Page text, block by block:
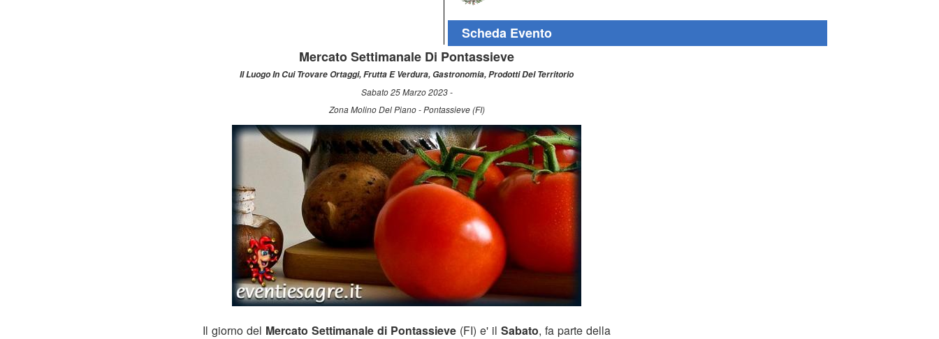
Scheda Evento
Mercato Settimanale Di Pontassieve
Il Luogo In Cui Trovare Ortaggi, Frutta E Verdura, Gastronomia, Prodotti Del Territorio
Sabato 25 Marzo 2023 -
Zona Molino Del Piano - Pontassieve (FI)
Il giorno del Mercato Settimanale di Pontassieve (FI) e' il Sabato, fa parte della